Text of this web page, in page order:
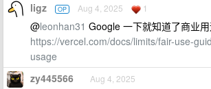
ligz OP Aug 4, 2025 1
@leonhan31 Google 一下就知道了商业用
https://vercel.com/docs/limits/fair-use-
usage
zy445566 Aug 4, 2025